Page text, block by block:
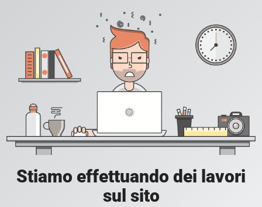
Stiamo effettuando dei lavori
sul sito